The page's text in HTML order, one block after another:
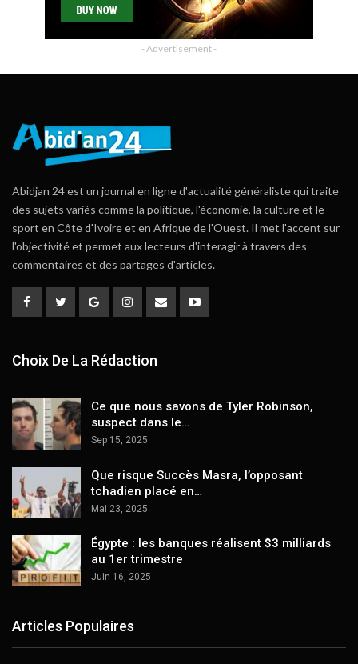
- Advertisement -
Abidjan 24 est un journal en ligne d'actualité généraliste qui traite
des sujets variés comme la politique, l'économie, la culture et le
sport en Côte d'Ivoire et en Afrique de l'Ouest. Il met l'accent sur
l'objectivité et permet aux lecteurs d'interagir à travers des
commentaires et des partages d'articles.
Choix De La Rédaction
Ce que nous savons de Tyler Robinson,
suspect dans le…
Sep 15, 2025
Que risque Succès Masra, l’opposant
tchadien placé en…
Mai 23, 2025
Égypte : les banques réalisent $3 milliards
au 1er trimestre
Juin 16, 2025
Articles Populaires